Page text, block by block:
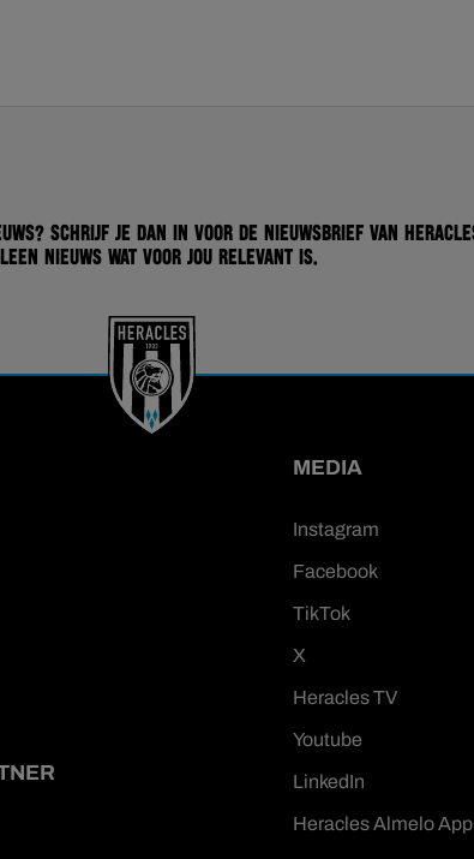
Schrijf je dan in voor de nieuwsbrief van
nieuws wat voor jou relevant is.
MEDIA
Instagram
Facebook
TikTok
X
Heracles TV
Youtube
LinkedIn
Heracles Almelo App